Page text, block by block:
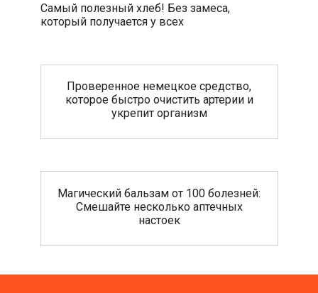
Самый полезный хлеб! Без замеса,
который получается у всех
Проверенное немецкое средство,
которое быстро очистить артерии и
укрепит организм
Магический бальзам от 100 болезней:
Смешайте несколько аптечных
настоек